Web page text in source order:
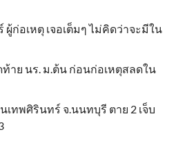
ผู้ก่อเหตุ เจอเต็มๆ ไม่คิดว่าจะมีใน
าย นร. ม.ต้น ก่อนก่อเหตุสลดใน
เทพศิรินทร์ จ.นนทบุรี ตาย 2 เจ็บ